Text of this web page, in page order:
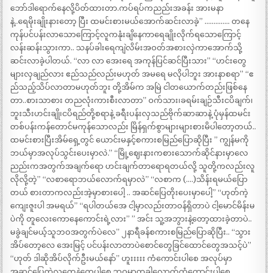
ဘော်ဒါရောက်နေလို့ပိတ်ထားတာ.ကပ်ရပ်ကညည်းအခန်း အားမနာ
နဲ့..ရေမိုးချိုးနားတော့ ပြီး ထမင်းစားမယ်အောက်ဆင်းလာခဲ့” ………….. တနေ
ကုန်ပင်ပန်းလာသောကြောင့်လူကနုံးချိနေကာရေချိုးလိုက်ရသောကြောင့်
လန်းဆန်းသွားကာ.. သနပ်ခါးရေကျဲလိမ်းအဝတ်အစားလှဲကာအောက်သို့
ဆင်းလာခဲ့ပါတယ်. “လာ လာ အေးရေ အကုန်ပြင်ဆင်ပြီးသား” “ဟင်းတွေ
များလှချည်လား ဧည်သည်လည်းမဟုတ် အမရေ မလိုပါဘူး အားနာစရာ” “ဧ
ည်သည့်သိပ်လာတာမဟုတ်ဘူး တို့အိမ်က အမြဲ ငါတယောက်တည်းဖြစ်နေ
တာ..စားသာစား တညလုံးကားစီးလာတာ” ဝက်သား၊ခရမ်းချဉ်သီးငပိချက်၊
ဘူးသီးဟင်းချို၊ငပိရည်တို့စရာနဲ့ ခရီးပန်းလှသည်ဗိုက်ဆာဆာနဲ့ ပုံမှန်ထမင်း
တစ်ပန်းကန်တောင်မကုန်သောလည်း မြိန်ရှက်စွာများများစားမိပါတော့တယ်..
ထမင်းစားပြီးအိမ်ရှေ့တွင် ယောင်းမနှင့်စကားစမြည်ပြောဆိုပြီး ” ကျွန်မကို
ဘယ်မှာအလုပ်သွင်းပေးမှာလဲ.” “မြို့ဈေးနားကစားသောက်ဆိုင်နားမှာလေ
ညည်းကအတွက်အချက်ရော ဟင်းချက်တာရောရတယ်လို့ သူတို့ကလည်းလူ
လိုလို့တဲ့” “လစာရောဘယ်လောက်ရမှာလဲ” “လစာက (….)သိန်းရမယ်ပြော
တယ် စားတာကလည်းအဲ့မှာစားပေါ့ .. အဆင်ပြေတိုးပေးမှာပေါ့” “ဟုတ်ကဲ့
ကျေးဇူးပါ အမရယ်” “ရပါတယ်အေ ငါ့မှာလည်းတာဝန်ရှိတာပဲ ငါ့မောင်မိန်းမ
ပဲကို တူလေးကောနေကောင်းရဲ့လား” ” အင်း သူ့အဘွားနဲ့တော့ထားခဲ့တာပဲ..
မခွဲချင်မယ့်သူဘဝအတွက်ပဲလေ” ၂နာရီခန်စကားစမြည်ပြောဆိုပြီး.. “သွား
အိပ်တော့လေ အေးမြင့် ပင်ပန်းလာတာပဲစောင်တွေခြင်ထောင်တွေအသင့်ပဲ”
“ဟုတ် ဒါဆိုအိပ်လိုက်ဦးမယ်နော်” ဟူးးးးး ကံကောင်းပါစေ အလုပ်မှာ